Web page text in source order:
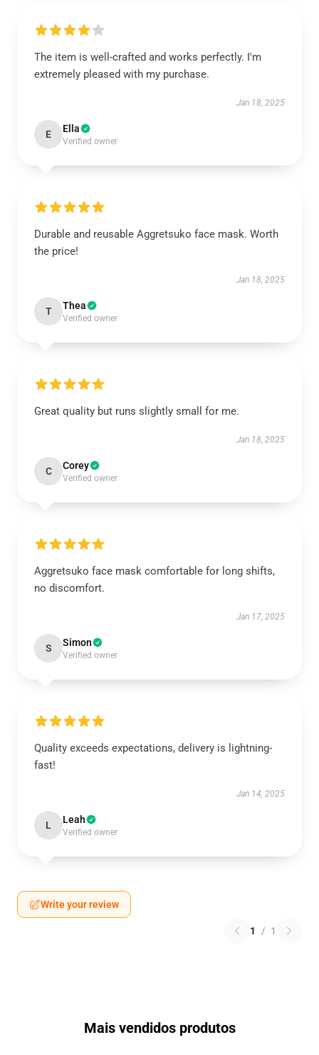
The item is well-crafted and works perfectly. I'm
extremely pleased with my purchase.
Jan 18, 2025
E Ella
Verified owner
Durable and reusable Aggretsuko face mask. Worth
the price!
Jan 18, 2025
T Thea
Verified owner
Great quality but runs slightly small for me.
Jan 18, 2025
C Corey
Verified owner
Aggretsuko face mask comfortable for long shifts,
no discomfort.
Jan 17, 2025
S Simon
Verified owner
Quality exceeds expectations, delivery is lightning-
fast!
Jan 14, 2025
L Leah
Verified owner
Write your review
1 / 1
Mais vendidos produtos